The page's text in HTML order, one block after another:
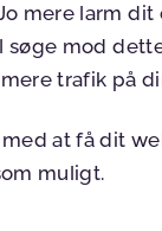
mere larm dit
mod
trafik på
at få dit
muligt.